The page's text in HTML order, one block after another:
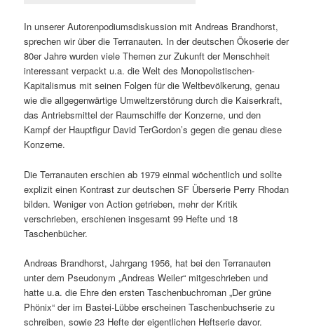
In unserer Autorenpodiumsdiskussion mit Andreas Brandhorst,
sprechen wir über die Terranauten. In der deutschen Ökoserie der
80er Jahre wurden viele Themen zur Zukunft der Menschheit
interessant verpackt u.a. die Welt des Monopolistischen-
Kapitalismus mit seinen Folgen für die Weltbevölkerung, genau
wie die allgegenwärtige Umweltzerstörung durch die Kaiserkraft,
das Antriebsmittel der Raumschiffe der Konzerne, und den
Kampf der Hauptfigur David TerGordon’s gegen die genau diese
Konzerne.
Die Terranauten erschien ab 1979 einmal wöchentlich und sollte
explizit einen Kontrast zur deutschen SF Überserie Perry Rhodan
bilden. Weniger von Action getrieben, mehr der Kritik
verschrieben, erschienen insgesamt 99 Hefte und 18
Taschenbücher.
Andreas Brandhorst, Jahrgang 1956, hat bei den Terranauten
unter dem Pseudonym „Andreas Weiler“ mitgeschrieben und
hatte u.a. die Ehre den ersten Taschenbuchroman „Der grüne
Phönix“ der im Bastei-Lübbe erscheinen Taschenbuchserie zu
schreiben, sowie 23 Hefte der eigentlichen Heftserie davor.